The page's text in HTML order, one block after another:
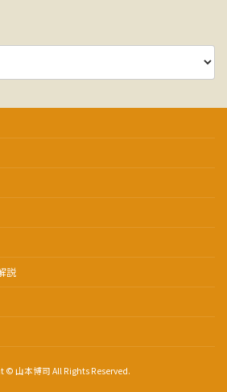
説
© 山本博司 All Rights Reserved.